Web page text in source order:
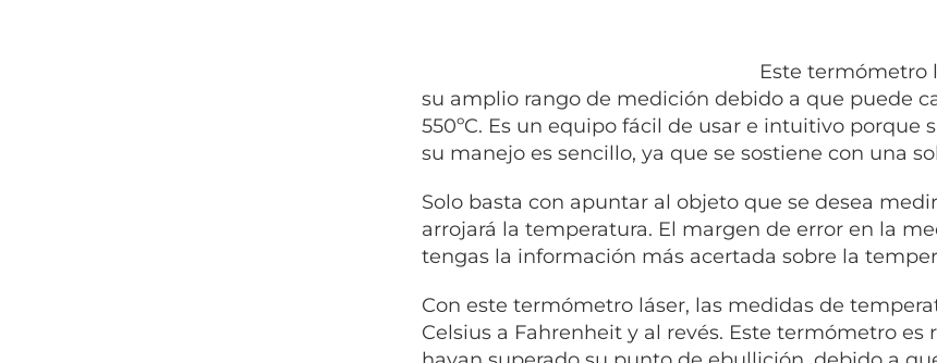
Este termómetro
su amplio rango de medición debido a que puede
550ºC. Es un equipo fácil de usar e intuitivo porque
su manejo es sencillo, ya que se sostiene con una
Solo basta con apuntar al objeto que se desea
arrojará la temperatura. El margen de error en la
tengas la información más acertada sobre la
Con este termómetro láser, las medidas de
Celsius a Fahrenheit y al revés. Este termómetro